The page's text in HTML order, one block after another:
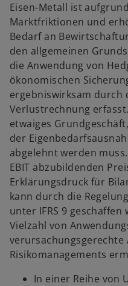
Eisen-Metall ist
Marktfriktionen und
Bedarf an
den allgemeinen
die Anwendung von
ökonomischen
ergebniswirksam durch
Verlustrechnung
etwaiges
der
abgelehnt werden
EBIT abzubildenden
Erklärungsdruck für
kann durch die
unter IFRS 9
Vielzahl von
verursachungsgerechte
Risikomanagements
In einer Reihe von